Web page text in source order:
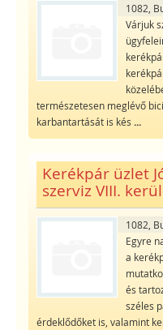
1082,
Várjuk
természetesen meglévő
karbantartását is kés ...
Kerékpár üzlet
szerviz VIII.
1082,
Egyre
a
és
széles
érdeklődőket is, valamint